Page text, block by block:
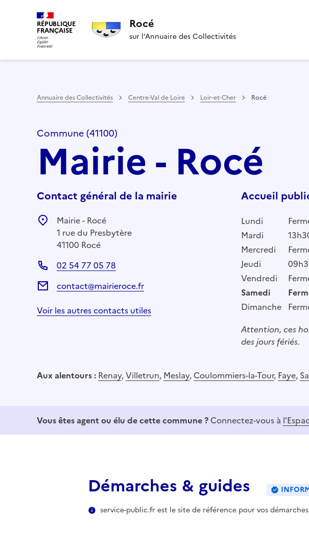
RÉPUBLIQUE
FRANÇAISE Rocé
sur l’Annuaire des Collectivités
Annuaire des Collectivités Centre-Val de Loire Loir-et-Cher Rocé
Commune (41100)
Mairie - Rocé
Contact général de la mairie
Mairie - Rocé
1 rue du Presbytère
41100 Rocé
02 54 77 05 78
contact@mairieroce.fr
Voir les autres contacts utiles
Accueil
Lundi
Mardi
Mercredi
Jeudi
Vendredi
Samedi
Dimanche
Attention, ces
des jours fériés.
Aux alentours : Renay,Villetrun, Meslay, Coulommiers-la-Tour, Faye,
Vous êtes agent ou élu de cette commune ? Connectez-vous à
Démarches & guides
service-public.fr est le site de référence pour vos